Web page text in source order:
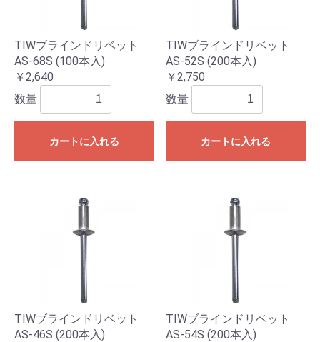
TIWブラインドリベット
AS-68S (100本入)
￥2,640
数量
カートに入れる
TIWブラインドリベット
AS-52S (200本入)
￥2,750
数量
カートに入れる
TIWブラインドリベット
AS-46S (200本入)
TIWブラインドリベット
AS-54S (200本入)